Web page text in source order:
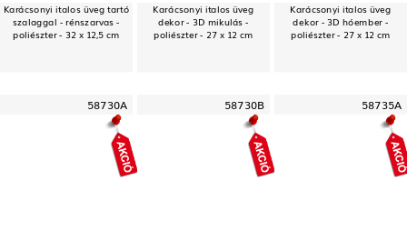
Karácsonyi italos üveg tartó
szalaggal - rénszarvas -
poliészter - 32 x 12,5 cm
Karácsonyi italos üveg
dekor - 3D mikulás -
poliészter - 27 x 12 cm
Karácsonyi italos üveg
dekor - 3D hóember -
poliészter - 27 x 12 cm
58730A 58730B 58735A